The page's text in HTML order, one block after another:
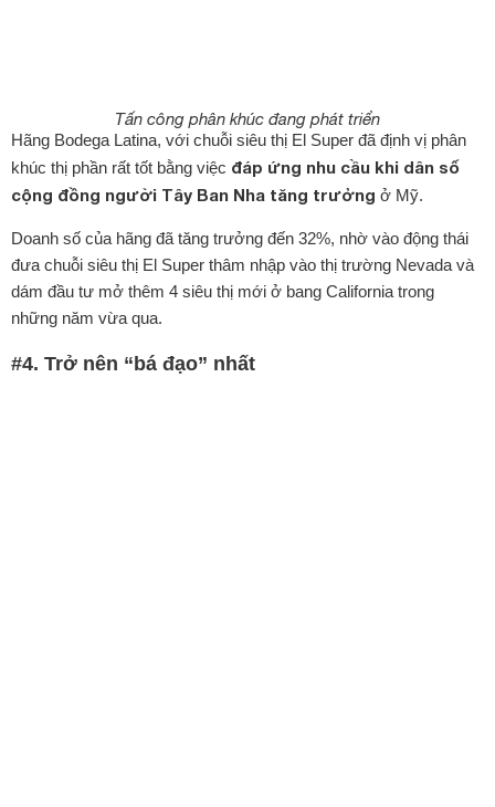
Tấn công phân khúc đang phát triển
Hãng Bodega Latina, với chuỗi siêu thị El Super đã định vị phân
khúc thị phần rất tốt bằng việc đáp ứng nhu cầu khi dân số
cộng đồng người Tây Ban Nha tăng trưởng ở Mỹ.
Doanh số của hãng đã tăng trưởng đến 32%, nhờ vào động thái
đưa chuỗi siêu thị El Super thâm nhập vào thị trường Nevada và
dám đầu tư mở thêm 4 siêu thị mới ở bang California trong
những năm vừa qua.
#4. Trở nên “bá đạo” nhất